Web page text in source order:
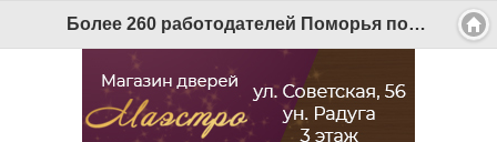
Более 260 работодателей Поморья получили компенсацию за трудоустройство новых сотрудников - Беломорканал Северодвинск tv29.ru